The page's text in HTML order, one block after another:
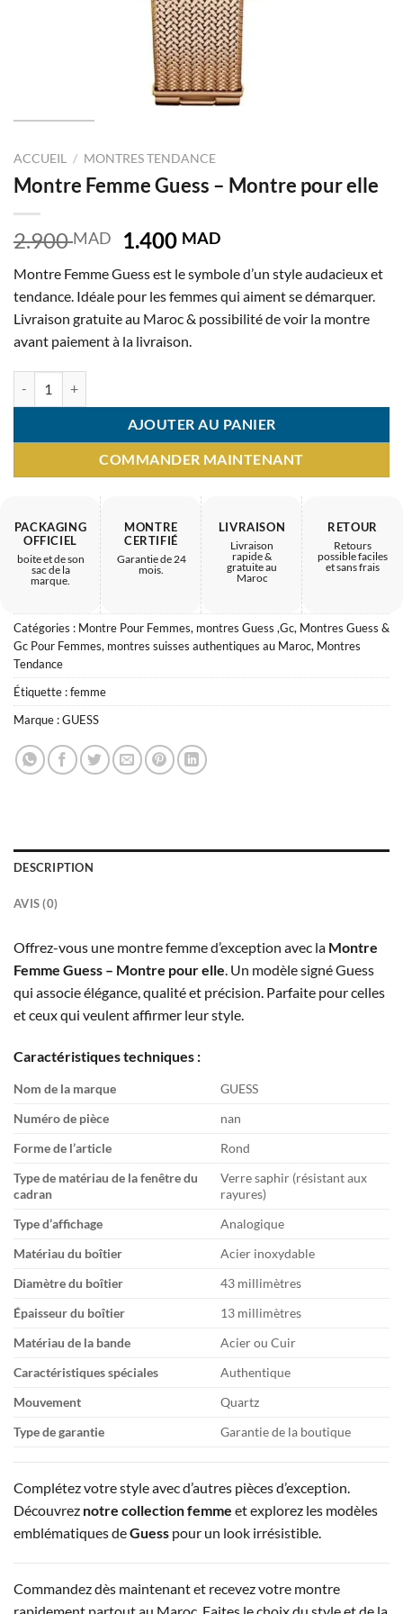
ACCUEIL / MONTRES TENDANCE
Montre Femme Guess – Montre pour elle
2.900MAD
Le
initial
était :
2.900 MAD.
1.400 MADLe
actuel
est :
1.400 MAD.
Montre Femme Guess est le symbole d’un style audacieux et
tendance. Idéale pour les femmes qui aiment se démarquer.
Livraison gratuite au Maroc & possibilité de voir la montre
avant paiement à la livraison.
AJOUTER AU PANIER
COMMANDER MAINTENANT
PACKAGING
OFFICIEL
boite et de son
sac de la
marque.
MONTRE
CERTIFIÉ
Garantie de 24
mois.
LIVRAISON
Livraison
rapide &
gratuite au
Maroc
RETOUR
Retours
possible faciles
et sans frais
Catégories : Montre Pour Femmes, montres Guess ,Gc, Montres Guess &
Gc Pour Femmes, montres suisses authentiques au Maroc, Montres
Tendance
Étiquette :femme
Marque :GUESS
DESCRIPTION
AVIS (0)
Offrez-vous une montre femme d’exception avec la Montre
Femme Guess – Montre pour elle. Un modèle signé Guess
qui associe élégance, qualité et précision. Parfaite pour celles
et ceux qui veulent affirmer leur style.
Caractéristiques techniques :
Nom de la marque
GUESS
Numéro de pièce
nan
Forme de l’article
Rond
Type de matériau de la fenêtre du
cadran
Verre saphir (résistant aux
rayures)
Type d’affichage
Analogique
Matériau du boîtier
Acier inoxydable
Diamètre du boîtier
43 millimètres
Épaisseur du boîtier
13 millimètres
Matériau de la bande
Acier ou Cuir
Caractéristiques spéciales
Authentique
Mouvement
Quartz
Type de garantie
Garantie de la boutique
Complétez votre style avec d’autres pièces d’exception.
Découvrez notre collection femme et explorez les modèles
emblématiques deGuess pour un look irrésistible.
Commandez dès maintenant et recevez votre montre